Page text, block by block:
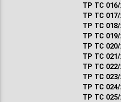
ТР ТС 016/
ТР ТС 017/
ТР ТС 018/
ТР ТС 019/
ТР ТС 020/
ТР ТС 021/
ТР ТС 022/
ТР ТС 023/
ТР ТС 024/
ТР ТС 025/